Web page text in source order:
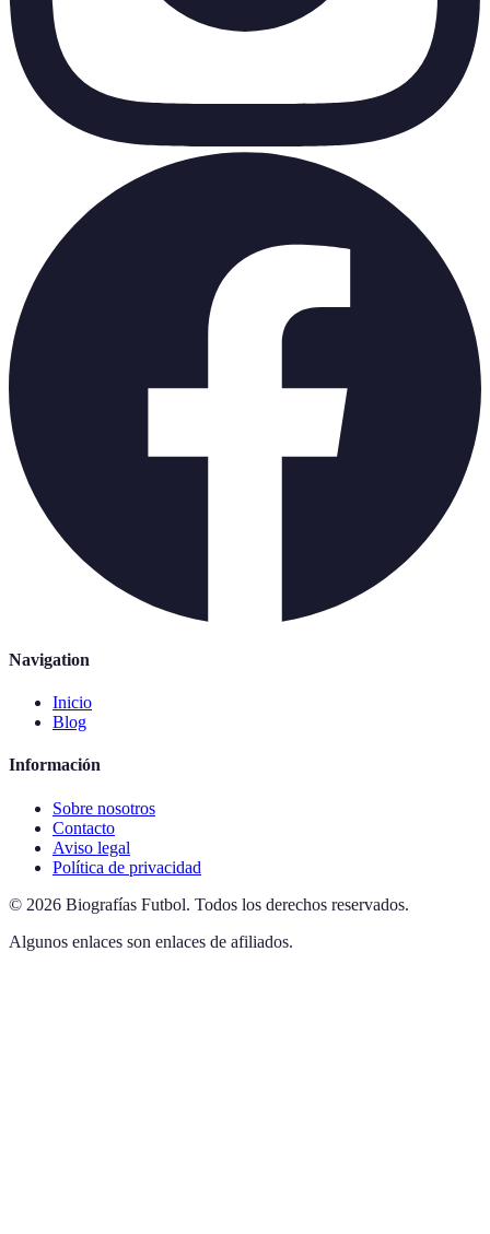
Navigation
Inicio
Blog
Información
Sobre nosotros
Contacto
Aviso legal
Política de privacidad
© 2026 Biografías Futbol. Todos los derechos reservados.
Algunos enlaces son enlaces de afiliados.